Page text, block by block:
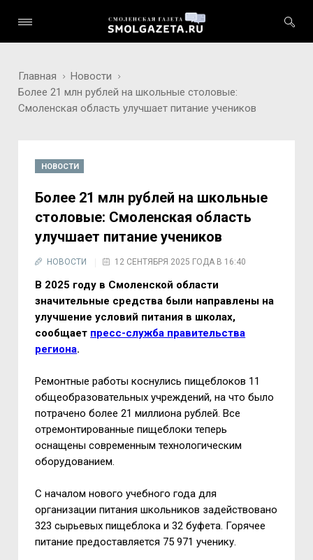
Главная
Новости
Более 21 млн рублей на школьные столовые:
Смоленская область улучшает питание учеников
НОВОСТИ
Более 21 млн рублей на школьные
столовые: Смоленская область
улучшает питание учеников
НОВОСТИ 12 СЕНТЯБРЯ 2025 ГОДА В 16:40
В 2025 году в Смоленской области
значительные средства были направлены на
улучшение условий питания в школах,
сообщает пресс-служба правительства
региона.
Ремонтные работы коснулись пищеблоков 11
общеобразовательных учреждений, на что было
потрачено более 21 миллиона рублей. Все
отремонтированные пищеблоки теперь
оснащены современным технологическим
оборудованием.
С началом нового учебного года для
организации питания школьников задействовано
323 сырьевых пищеблока и 32 буфета. Горячее
питание предоставляется 75 971 ученику.